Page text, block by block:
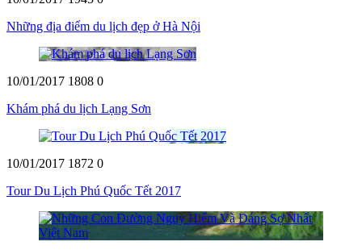
Những địa điểm du lịch đẹp ở Hà Nội
10/01/2017 1808 0
Khám phá du lịch Lạng Sơn
10/01/2017 1872 0
Tour Du Lịch Phú Quốc Tết 2017